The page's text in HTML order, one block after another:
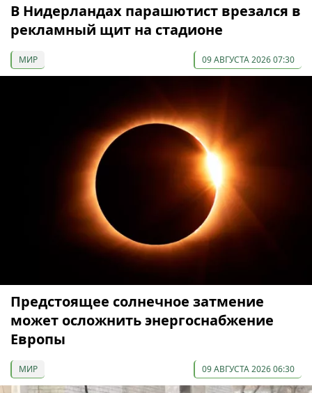
В Нидерландах парашютист врезался в
рекламный щит на стадионе
МИР 09 АВГУСТА 2026 07:30
Предстоящее солнечное затмение
может осложнить энергоснабжение
Европы
МИР 09 АВГУСТА 2026 06:30